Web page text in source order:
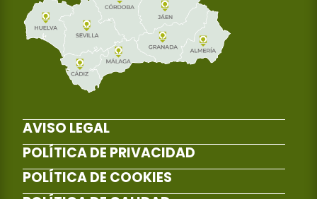
AVISO LEGAL
POLÍTICA DE PRIVACIDAD
POLÍTICA DE COOKIES